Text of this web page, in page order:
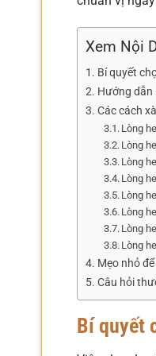
Xem Nội
Bí quyết
Hướng dẫn
Các cách
Lòng
Lòng
Lòng
Lòng
Lòng
Lòng
Lòng
Lòng
Mẹo nhỏ
Câu hỏi
Bí quyết